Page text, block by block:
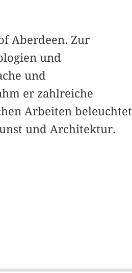
Aberdeen. Zur
und
und
er zahlreiche
Arbeiten beleuchtet
und Architektur.